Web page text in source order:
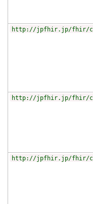
http://jpfhir.jp/fhir/core/
http://jpfhir.jp/fhir/core/
http://jpfhir.jp/fhir/core/